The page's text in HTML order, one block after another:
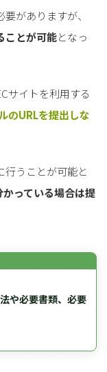
がありますが、
ことが可能となっ
サイトを利用する
のURLを提出しな
行うことが可能と
っている場合は提
や必要書類、必要